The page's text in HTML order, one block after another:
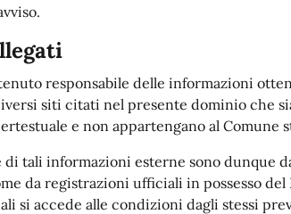
responsabile delle informazioni
siti citati nel presente dominio che
e non appartengano al Comune
tali informazioni esterne sono dunque
da registrazioni ufficiali in possesso del
si accede alle condizioni dagli stessi